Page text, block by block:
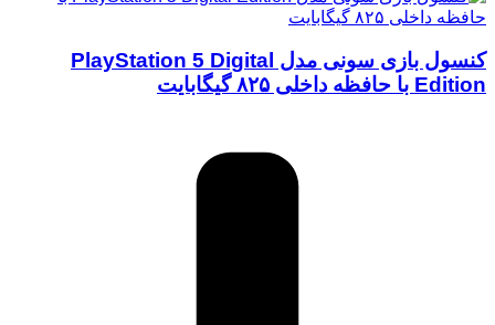
کنسول بازی سونی مدل PlayStation 5 Digital
Edition با حافظه داخلی ۸۲۵ گیگابایت